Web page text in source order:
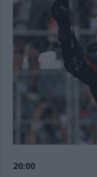
20:00